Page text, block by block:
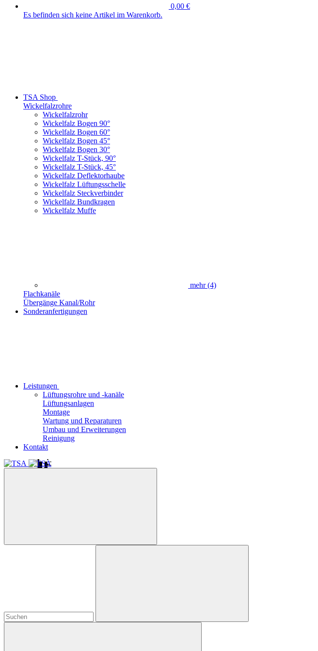
0,00 €
Es befinden sich keine Artikel im Warenkorb.
TSA Shop
Wickelfalzrohre
Wickelfalzrohr
Wickelfalz Bogen 90°
Wickelfalz Bogen 60°
Wickelfalz Bogen 45°
Wickelfalz Bogen 30°
Wickelfalz T-Stück, 90°
Wickelfalz T-Stück, 45°
Wickelfalz Deflektorhaube
Wickelfalz Lüftungsschelle
Wickelfalz Steckverbinder
Wickelfalz Bundkragen
Wickelfalz Muffe
mehr(4)
Flachkanäle
Übergänge Kanal/Rohr
Sonderanfertigungen
Leistungen
Lüftungsrohre und -kanäle
Lüftungsanlagen
Montage
Wartung und Reparaturen
Umbau und Erweiterungen
Reinigung
Kontakt